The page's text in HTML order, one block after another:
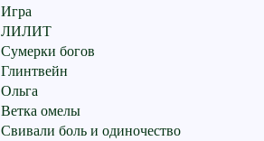
Игра
ЛИЛИТ
Сумерки богов
Глинтвейн
Ольга
Ветка омелы
Свивали боль и одиночество